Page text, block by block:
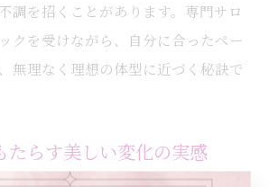
調を招くことがあります。専門サロ
クを受けながら、自分に合ったペー
無理なく理想の体型に近づく秘訣で
たらす美しい変化の実感